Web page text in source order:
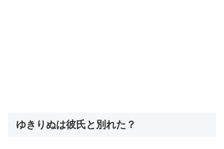
ゆきりぬは彼氏と別れた？